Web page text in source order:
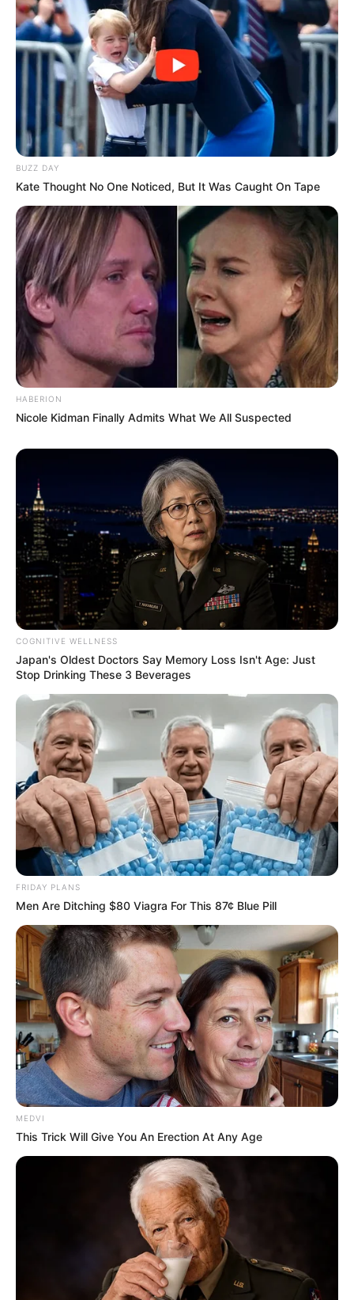
BUZZ DAY
Kate Thought No One Noticed, But It Was Caught On Tape
HABERION
Nicole Kidman Finally Admits What We All Suspected
COGNITIVE WELLNESS
Japan's Oldest Doctors Say Memory Loss Isn't Age: Just
Stop Drinking These 3 Beverages
FRIDAY PLANS
Men Are Ditching $80 Viagra For This 87¢ Blue Pill
MEDVI
This Trick Will Give You An Erection At Any Age